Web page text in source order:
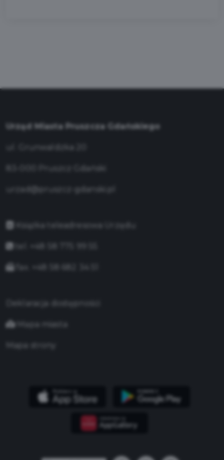
Urząd Miasta Pruszcza Gdańskiego
Mapa miasta